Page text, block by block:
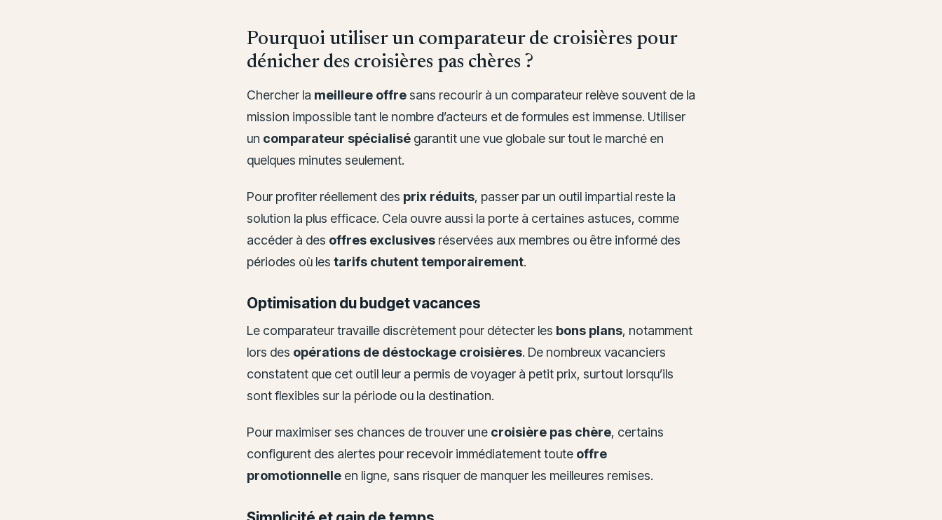
Pourquoi utiliser un comparateur de croisières pour
dénicher des croisières pas chères ?
Chercher la meilleure offresans recourir à un comparateur relève souvent de la
mission impossible tant le nombre d’acteurs et de formules est immense. Utiliser
un comparateur spécialisé garantit une vue globale sur tout le marché en
quelques minutes seulement.
Pour profiter réellement des prix réduits, passer par un outil impartial reste la
solution la plus efficace. Cela ouvre aussi la porte à certaines astuces, comme
accéder à des offres exclusives réservées aux membres ou être informé des
périodes où les tarifs chutent temporairement.
Optimisation du budget vacances
Le comparateur travaille discrètement pour détecter les bons plans, notamment
lors des opérations de déstockage croisières. De nombreux vacanciers
constatent que cet outil leur a permis de voyager à petit prix, surtout lorsqu’ils
sont flexibles sur la période ou la destination.
Pour maximiser ses chances de trouver une croisière pas chère, certains
configurent des alertes pour recevoir immédiatement toute offre
promotionnelle en ligne, sans risquer de manquer les meilleures remises.